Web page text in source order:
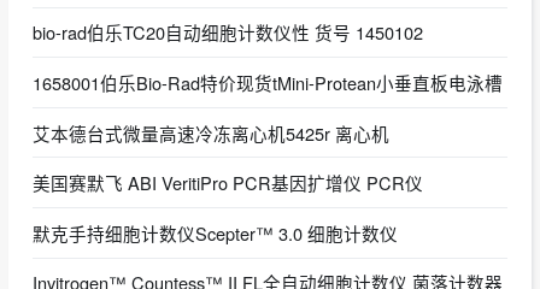
bio-rad伯乐TC20自动细胞计数仪性 货号 1450102
1658001伯乐Bio-Rad特价现货tMini-Protean小垂直板电泳槽
艾本德台式微量高速冷冻离心机5425r 离心机
美国赛默飞 ABI VeritiPro PCR基因扩增仪 PCR仪
默克手持细胞计数仪Scepter™ 3.0 细胞计数仪
Invitrogen™ Countess™ II FL全自动细胞计数仪 菌落计数器